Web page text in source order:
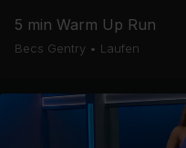
5 min Warm Up Run
Becs Gentry • Laufen